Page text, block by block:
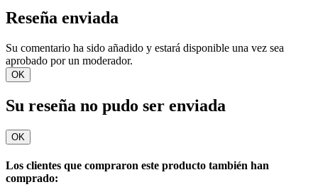
Reseña enviada
Su comentario ha sido añadido y estará disponible una vez sea
aprobado por un moderador.
OK
Su reseña no pudo ser enviada
OK
Los clientes que compraron este producto también han
comprado: